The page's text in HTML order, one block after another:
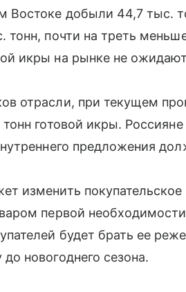
Востоке добыли 44,7 тыс.
почти на треть
икры на рынке не
отрасли, при текущем
тонн готовой икры.
предложения
изменить покупательское
первой
будет брать ее
новогоднего сезона.